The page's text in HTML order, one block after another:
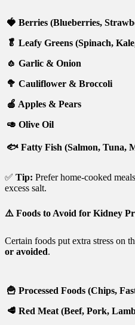
🍓 Berries (Blueberries,
🥬 Leafy Greens (Spinach,
🧄 Garlic & Onion
🥦 Cauliflower & Broccoli
🍎 Apples & Pears
🥑 Olive Oil
🐟 Fatty Fish (Salmon, Tuna,
✅ Tip: Prefer home-cooked
excess salt.
⚠️ Foods to Avoid for Kidney
Certain foods put extra stress on
or avoided.
🍟 Processed Foods (Chips,
🥩 Red Meat (Beef, Pork,